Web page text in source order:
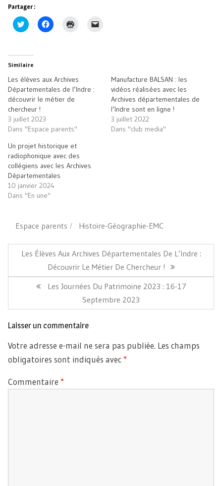
Partager :
Cliquez
pour
dans
une
nouvelle
Cliquez
pour
Cliquer
ami(ouvre
dans
nouvelle
fenêtre)
Similaire
Les élèves aux Archives
Départementales de l’Indre :
découvrir le métier de
chercheur !
3 juillet 2023
Dans "Espace parents"
Manufacture BALSAN : les
vidéos réalisées avec les
Archives départementales de
l’Indre sont en ligne !
3 juillet 2022
Dans "club media"
Un projet historique et
radiophonique avec des
collégiens avec les Archives
Départementales
10 janvier 2024
Dans "En une"
Espace parents Histoire-Géographie-EMC
Article
Précédent:
Les Élèves Aux Archives Départementales De L’Indre :
Découvrir Le Métier De Chercheur !
Article
Les Journées Du Patrimoine 2023 : 16-17
Septembre 2023
Laisser un commentaire
Votre adresse e-mail ne sera pas publiée. Les champs
obligatoires sont indiqués avec*
Commentaire *